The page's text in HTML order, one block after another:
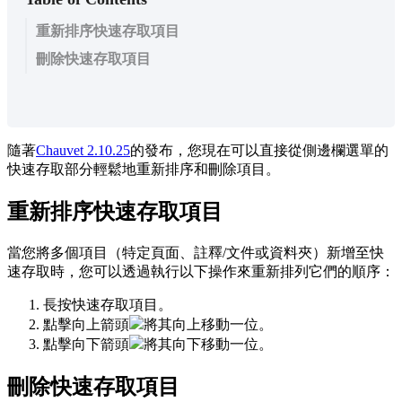
重新排序快速存取項目
刪除快速存取項目
隨著Chauvet 2.10.25的發布 ， 您現在可以直接從側邊欄選單的
快速存取部分輕鬆地重新排序和刪 除項目 。
重新排序快速存取項 目
當您將多個項目 （特定頁面 註釋/文件或資料夾） 新增至快
速存取時 ， 您可以透過執行以下操作來重新排列 它們的順序 ：
長按快速存取項目 。
點擊向 上箭頭 將其向 上移動一位。
點擊向下箭頭 將其向下移動一位。
刪 除快速存取項 目